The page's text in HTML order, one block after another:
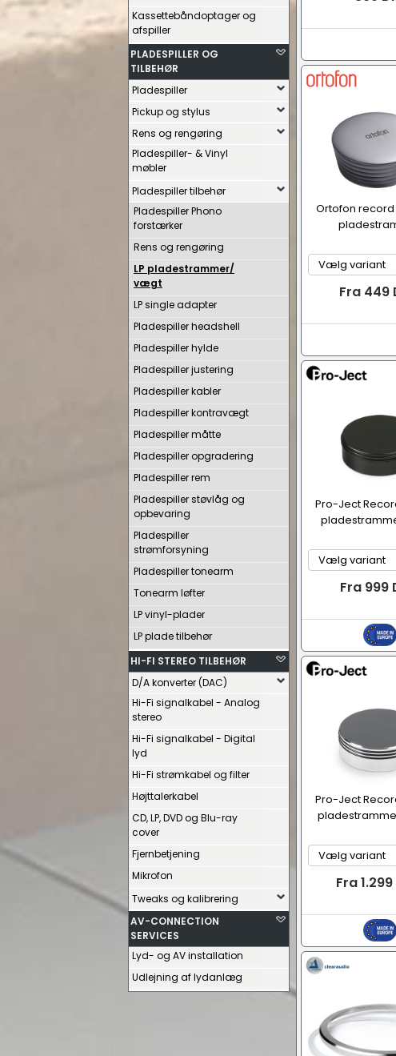
Kassettebåndoptager og
afspiller
PLADESPILLER OG
TILBEHØR
Pladespiller
Pickup og stylus
Rens og rengøring
Pladespiller- & Vinyl
møbler
Pladespiller tilbehør
Pladespiller Phono
forstærker
Rens og rengøring
LP pladestrammer/
vægt
LP single adapter
Pladespiller headshell
Pladespiller hylde
Pladespiller justering
Pladespiller kabler
Pladespiller kontravægt
Pladespiller måtte
Pladespiller opgradering
Pladespiller rem
Pladespiller støvlåg og
opbevaring
Pladespiller
strømforsyning
Pladespiller tonearm
Tonearm løfter
LP vinyl-plader
LP plade tilbehør
HI-FI STEREO TILBEHØR
D/A konverter (DAC)
Hi-Fi signalkabel - Analog
stereo
Hi-Fi signalkabel - Digital
lyd
Hi-Fi strømkabel og filter
Højttalerkabel
CD, LP, DVD og Blu-ray
cover
Fjernbetjening
Mikrofon
Tweaks og kalibrering
AV-CONNECTION
SERVICES
Lyd- og AV installation
Udlejning af lydanlæg
Ortofon
Fra 449
Pro-Ject
Fra 999
Pro-Ject
Fra 1.299